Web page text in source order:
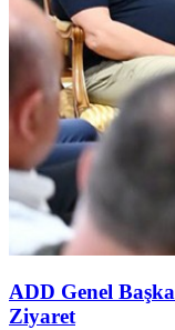
ADD Genel
Ziyaret